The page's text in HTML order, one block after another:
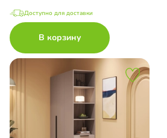
Доступно для доставки
В корзину